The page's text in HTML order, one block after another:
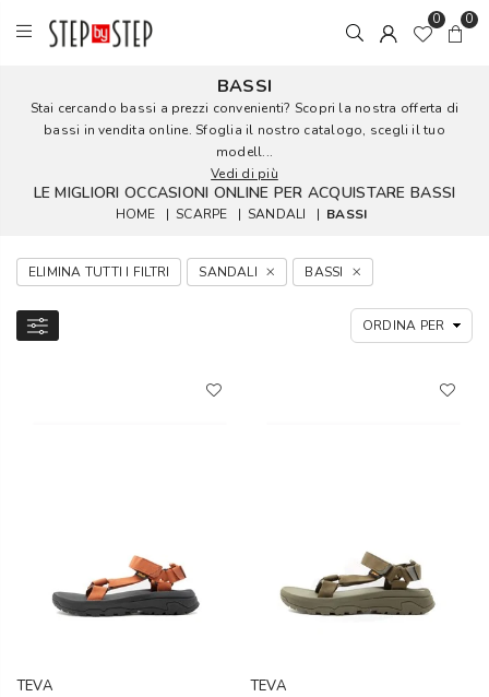
0 0
BASSI
Stai cercando bassi a prezzi convenienti? Scopri la nostra offerta di
bassi in vendita online. Sfoglia il nostro catalogo, scegli il tuo
modell...
Vedi di più
LE MIGLIORI OCCASIONI ONLINE PER ACQUISTARE BASSI
HOME | SCARPE | SANDALI | BASSI
ELIMINA TUTTI I FILTRI SANDALI BASSI
TEVA TEVA